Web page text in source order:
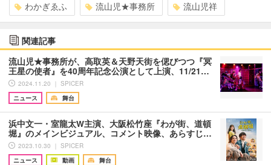
わかぎゑふ 流山児★事務所 流山児祥
関連記事
流山児★事務所が、高取英＆天野天街を偲びつつ『冥
王星の使者』を40周年記念公演として上演、11/21…
2024.11.20 ｜ SPICER
ニュース
舞台
浜中文一・室龍太W主演、大阪松竹座『わが街、道頓
堀』のメインビジュアル、コメント映像、あらすじ…
2023.10.30 ｜ SPICER
ニュース
動画 舞台